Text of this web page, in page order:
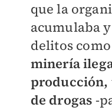
que la
acumulaba
delitos
minería
de drogas -